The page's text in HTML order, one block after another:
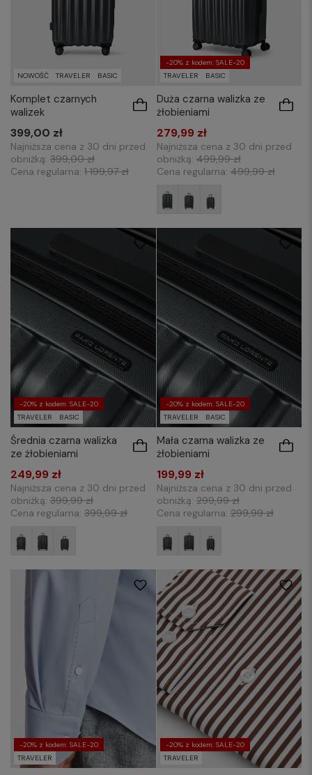
NOWOŚĆ TRAVELER BASIC
Komplet czarnych
walizek
399,00 zł
Najniższa cena z 30 dni przed
obniżką: 399,00 zł
Cena regularna: 1 199,97 zł
-20% z kodem: SALE-20
TRAVELER
BASIC
Duża czarna walizka ze
żłobieniami
279,99 zł
Najniższa cena z 30 dni przed
obniżką:499,99 zł
Cena regularna:499,99 zł
-20% z kodem: SALE-20
TRAVELER
BASIC
Średnia czarna walizka
ze żłobieniami
249,99 zł
Najniższa cena z 30 dni przed
obniżką: 399,99 zł
Cena regularna: 399,99 zł
-20% z kodem: SALE-20
TRAVELER
BASIC
Mała czarna walizka ze
żłobieniami
199,99 zł
Najniższa cena z 30 dni przed
obniżką:299,99 zł
Cena regularna:299,99 zł
-20% z kodem: SALE-20
TRAVELER
-20% z kodem: SALE-20
TRAVELER
XXL 3XL